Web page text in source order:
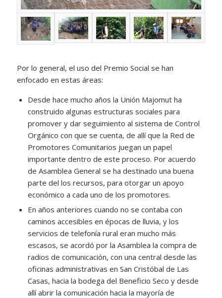
Por lo general, el uso del Premio Social se han
enfocado en estas áreas:
Desde hace mucho años la Unión Majomut ha
construido algunas estructuras sociales para
promover y dar seguimiento al sistema de Control
Orgánico con que se cuenta, de allí que la Red de
Promotores Comunitarios juegan un papel
importante dentro de este proceso. Por acuerdo
de Asamblea General se ha destinado una buena
parte del los recursos, para otorgar un apoyo
económico a cada uno de los promotores.
En años anteriores cuando no se contaba con
caminos accesibles en épocas de lluvia, y los
servicios de telefonía rural eran mucho más
escasos, se acordó por la Asamblea la compra de
radios de comunicación, con una central desde las
oficinas administrativas en San Cristóbal de Las
Casas, hacia la bodega del Beneficio Seco y desde
allí abrir la comunicación hacia la mayoría de